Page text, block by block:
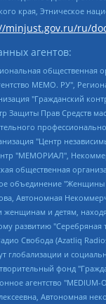
края, Этническое
minjust.gov.ru/ru/
агентов:
ЧЕЛОВЕКА", Свердловская региональная общественная организация "Сутяжник", Автономная некоммерческая организация "Центр независимых социологических исследований", Союз общественных объединений "Российский исследовательский центр по правам человека", Региональное общественное учреждение научно-информационный центр "МЕМОРИАЛ", Некоммерческая организация "Фонд защиты гласности", Автономная некоммерческая организация "Институт прав человека", Городская общественная организация "Екатеринбургское общество "МЕМОРИАЛ", Городская общественная организация "Рязанское историко-просветительское и правозащитное общество "Мемориал" (Рязанский Мемориал), Челябинский региональный орган общественной самодеятельности – женское общественное объединение "Женщины Евразии", Челябинский региональный орган общественной самодеятельности "Уральская правозащитная группа", Фонд содействия защите здоровья и социальной справедливости имени Андрея Рылькова, Автономная Некоммерческая Организация "Аналитический Центр Юрия Левады", Автономная некоммерческая организация социальной поддержки населения